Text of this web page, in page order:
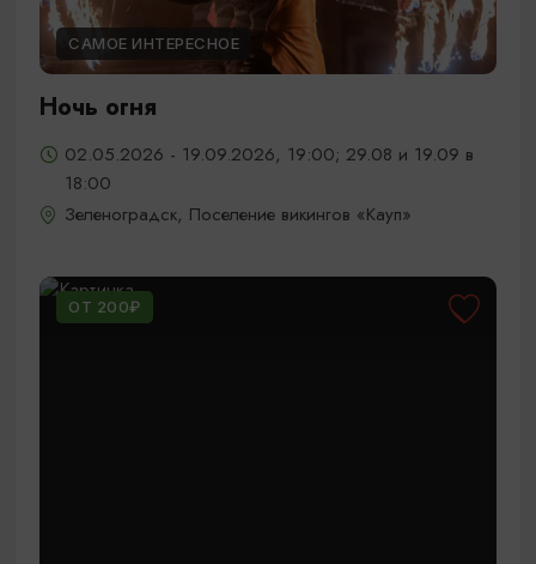
САМОЕ ИНТЕРЕСНОЕ
Ночь огня
02.05.2026 - 19.09.2026, 19:00; 29.08 и 19.09 в
18:00
Зеленоградск, Поселение викингов «Кауп»
ОТ 200₽